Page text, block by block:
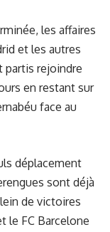
les affaires
et les autres
partis rejoindre
en restant sur
face au
déplacement
sont déjà
de victoires
le FC Barcelone